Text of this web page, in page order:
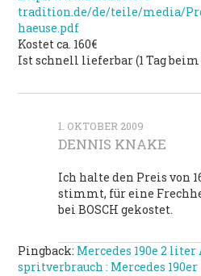
tradition.de/de/teile/media/
haeuse.pdf
Kostet ca. 160€
Ist schnell lieferbar (1 Tag
1. OKTOBER 2009
DENNIS KNAKE
Ich halte den Preis von
stimmt, für eine
bei BOSCH gekostet.
Pingback: Mercedes 190e 2
spritverbrauch : Mercedes 190er